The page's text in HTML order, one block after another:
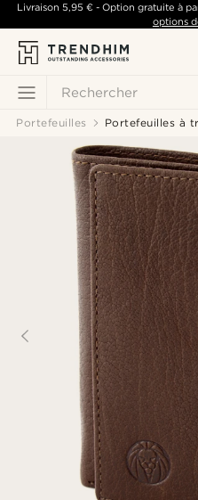
Rechercher
Livraison 5,95 €- Option gratuite à
options
Portefeuilles Portefeuilles à